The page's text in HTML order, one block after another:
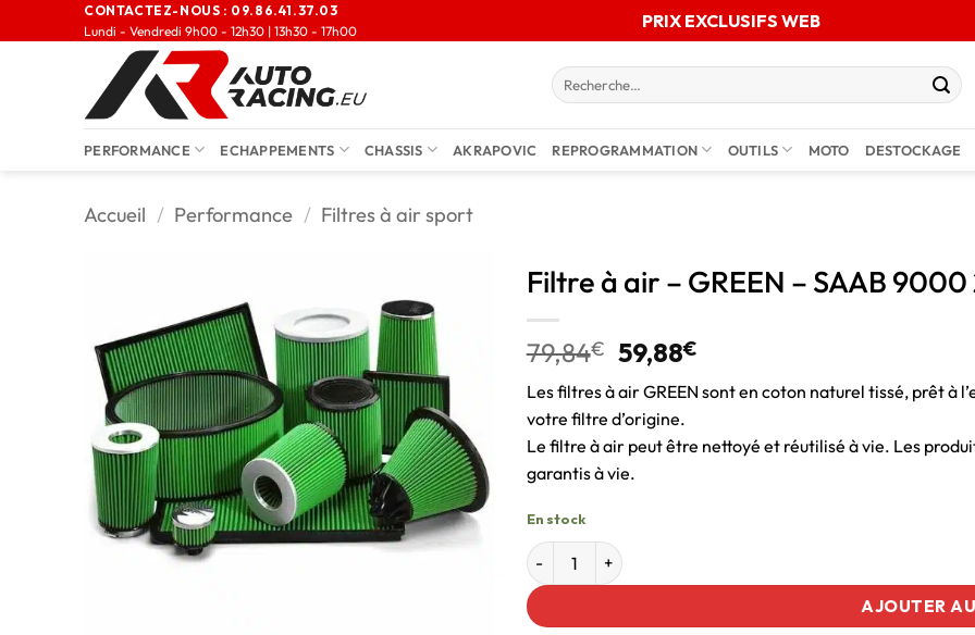
CONTACTEZ-NOUS : 09.86.41.37.03
Lundi - Vendredi 9h00 - 12h30 | 13h30 - 17h00
PRIX EXCLUSIFS WEB
PERFORMANCE ECHAPPEMENTS CHASSIS AKRAPOVIC REPROGRAMMATION OUTILS MOTO DESTOCKAGE
Accueil / Performance / Filtres à air sport
Filtre à air – GREEN – SAAB 9000
79,84€ 59,88€
Les filtres à air GREEN sont en coton naturel tissé, prêt à
votre filtre d’origine.
Le filtre à air peut être nettoyé et réutilisé à vie. Les
garantis à vie.
En stock
AJOUTER